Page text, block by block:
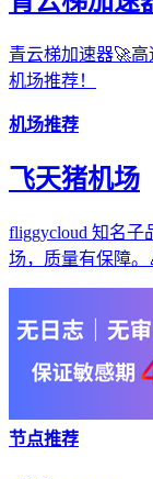
青云梯加速器🚀
机场推荐！
机场推荐
飞天猪机场
fliggycloud 知名子
场，质量有保障。
节点推荐